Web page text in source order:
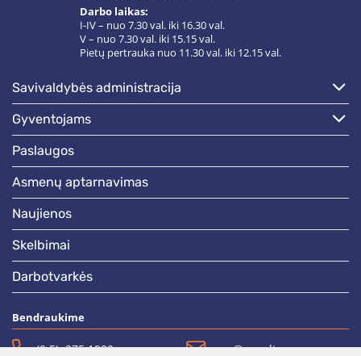
Darbo laikas:
I-IV – nuo 7.30 val. iki 16.30 val.
V – nuo 7.30 val. iki 15.15 val.
Pietų pertrauka nuo 11.30 val. iki 12.15 val.
savivaldybės administracija
gyventojams
paslaugos
asmenų aptarnavimas
naujienos
skelbimai
darbotvarkės
Bendraukime
(0 5)  275 1990 vrsa@vrsa.lt